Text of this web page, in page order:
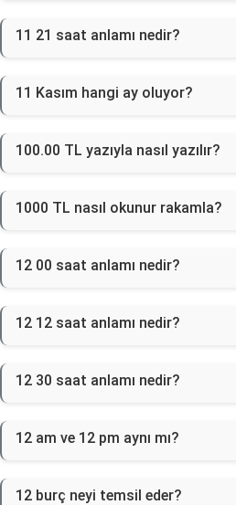
11 21 saat anlamı nedir?
11 Kasım hangi ay oluyor?
100.00 TL yazıyla nasıl yazılır?
1000 TL nasıl okunur rakamla?
12 00 saat anlamı nedir?
12 12 saat anlamı nedir?
12 30 saat anlamı nedir?
12 am ve 12 pm aynı mı?
12 burç neyi temsil eder?